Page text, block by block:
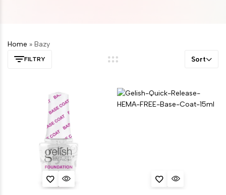
Home » Bazy
FILTRY Sort